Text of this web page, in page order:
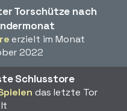
Torschütze nach
erzielt im Monat
2022
Schlusstore
das letzte Tor